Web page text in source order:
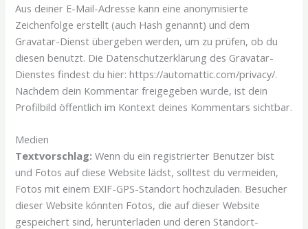
Aus deiner E-Mail-Adresse kann eine anonymisierte
Zeichenfolge erstellt (auch Hash genannt) und dem
Gravatar-Dienst übergeben werden, um zu prüfen, ob du
diesen benutzt. Die Datenschutzerklärung des Gravatar-
Dienstes findest du hier: https://automattic.com/privacy/.
Nachdem dein Kommentar freigegeben wurde, ist dein
Profilbild öffentlich im Kontext deines Kommentars sichtbar.
Medien
Textvorschlag:Wenn du ein registrierter Benutzer bist
und Fotos auf diese Website lädst, solltest du vermeiden,
Fotos mit einem EXIF-GPS-Standort hochzuladen. Besucher
dieser Website könnten Fotos, die auf dieser Website
gespeichert sind, herunterladen und deren Standort-